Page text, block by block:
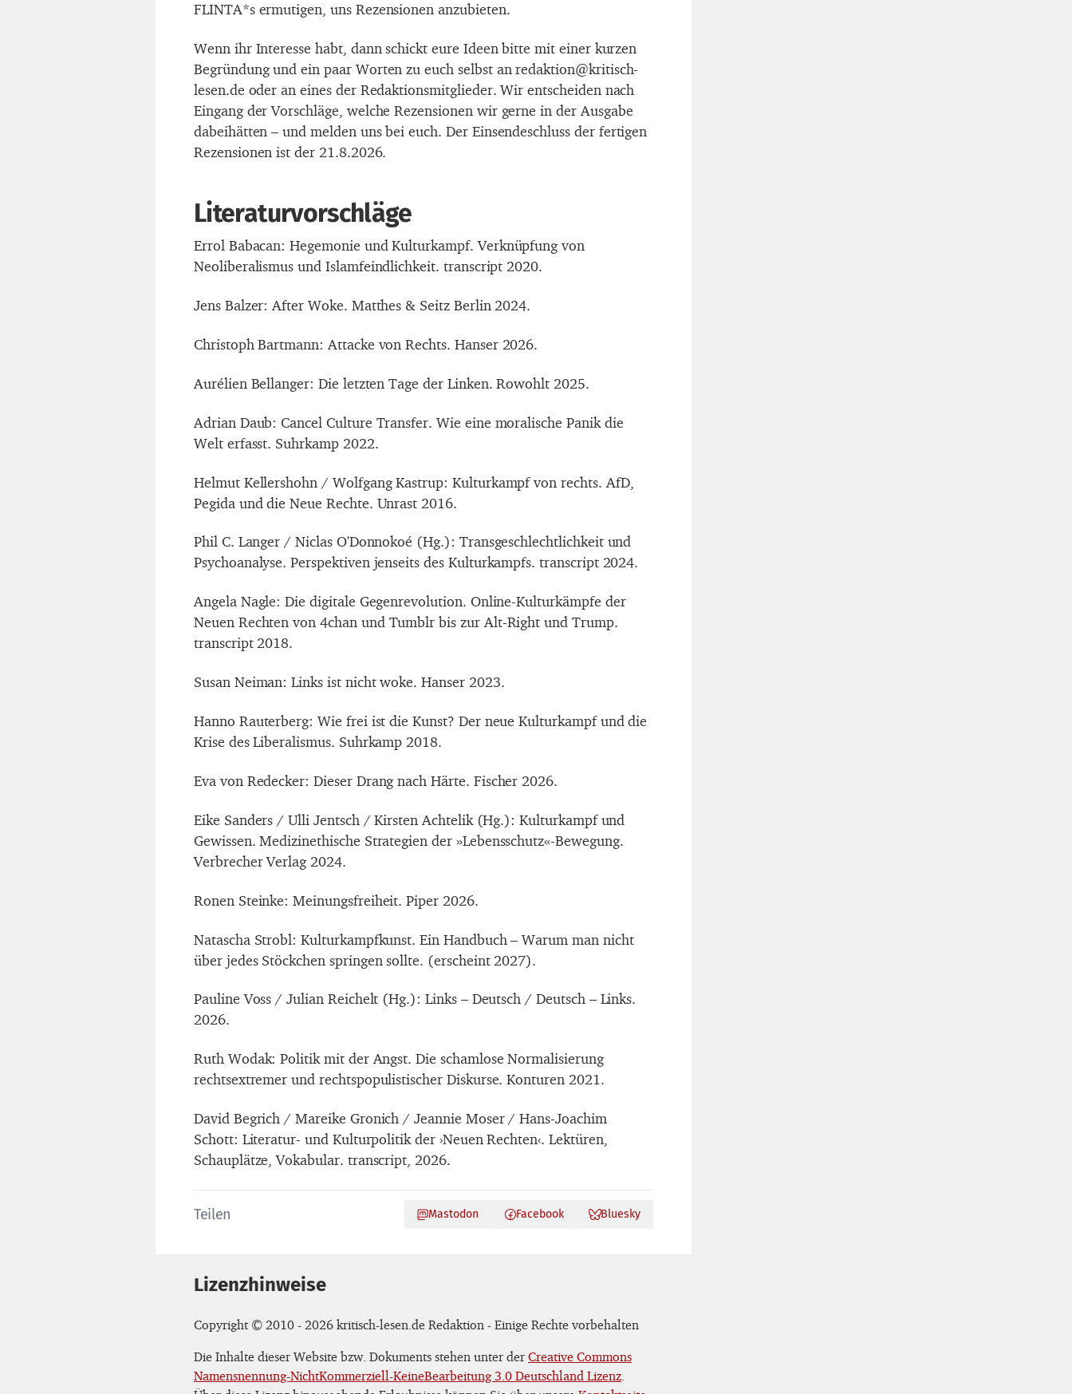
FLINTA*s ermutigen, uns Rezensionen anzubieten.
Wenn ihr Interesse habt, dann schickt eure Ideen bitte mit einer kurzen
Begründung und ein paar Worten zu euch selbst an redaktion@kritisch-
lesen.de oder an eines der Redaktionsmitglieder. Wir entscheiden nach
Eingang der Vorschläge, welche Rezensionen wir gerne in der Ausgabe
dabeihätten – und melden uns bei euch. Der Einsendeschluss der fertigen
Rezensionen ist der 21.8.2026.
Literaturvorschläge
Errol Babacan: Hegemonie und Kulturkampf. Verknüpfung von
Neoliberalismus und Islamfeindlichkeit. transcript 2020.
Jens Balzer: After Woke. Matthes & Seitz Berlin 2024.
Christoph Bartmann: Attacke von Rechts. Hanser 2026.
Aurélien Bellanger: Die letzten Tage der Linken. Rowohlt 2025.
Adrian Daub: Cancel Culture Transfer. Wie eine moralische Panik die
Welt erfasst. Suhrkamp 2022.
Helmut Kellershohn / Wolfgang Kastrup: Kulturkampf von rechts. AfD,
Pegida und die Neue Rechte. Unrast 2016.
Phil C. Langer / Niclas O'Donnokoé (Hg.): Transgeschlechtlichkeit und
Psychoanalyse. Perspektiven jenseits des Kulturkampfs. transcript 2024.
Angela Nagle: Die digitale Gegenrevolution. Online-Kulturkämpfe der
Neuen Rechten von 4chan und Tumblr bis zur Alt-Right und Trump.
transcript 2018.
Susan Neiman: Links ist nicht woke. Hanser 2023.
Hanno Rauterberg: Wie frei ist die Kunst? Der neue Kulturkampf und die
Krise des Liberalismus. Suhrkamp 2018.
Eva von Redecker: Dieser Drang nach Härte. Fischer 2026.
Eike Sanders / Ulli Jentsch / Kirsten Achtelik (Hg.): Kulturkampf und
Gewissen. Medizinethische Strategien der »Lebensschutz«-Bewegung.
Verbrecher Verlag 2024.
Ronen Steinke: Meinungsfreiheit. Piper 2026.
Natascha Strobl: Kulturkampfkunst. Ein Handbuch – Warum man nicht
über jedes Stöckchen springen sollte. (erscheint 2027).
Pauline Voss / Julian Reichelt (Hg.): Links – Deutsch / Deutsch – Links.
2026.
Ruth Wodak: Politik mit der Angst. Die schamlose Normalisierung
rechtsextremer und rechtspopulistischer Diskurse. Konturen 2021.
David Begrich / Mareike Gronich / Jeannie Moser / Hans-Joachim
Schott: Literatur- und Kulturpolitik der ›Neuen Rechten‹. Lektüren,
Schauplätze, Vokabular. transcript, 2026.
Teilen Mastodon Facebook Bluesky
Lizenzhinweise
Copyright © 2010 - 2026 kritisch-lesen.de Redaktion - Einige Rechte vorbehalten
Die Inhalte dieser Website bzw. Dokuments stehen unter der Creative Commons
Namensnennung-NichtKommerziell-KeineBearbeitung 3.0 Deutschland Lizenz